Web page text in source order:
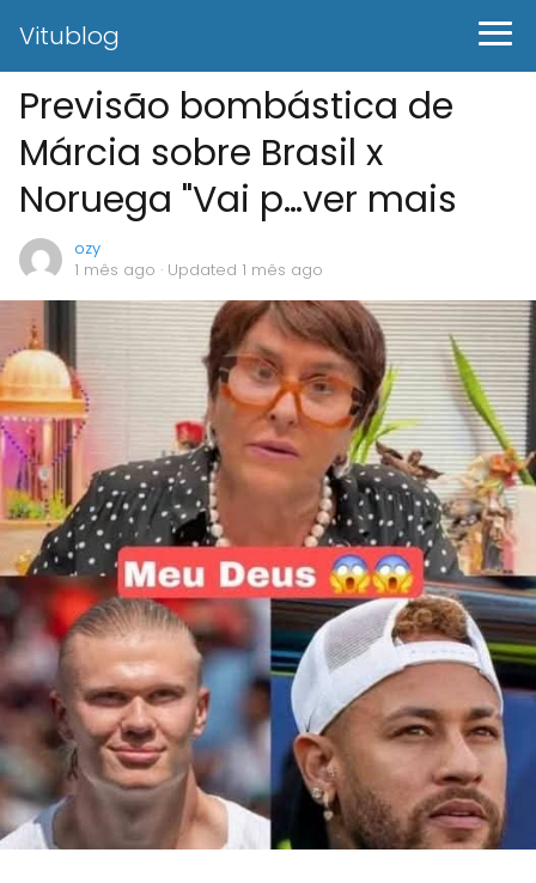
Vitublog
Previsão bombástica de
Márcia sobre Brasil x
Noruega "Vai p…ver mais
ozy
1 mês ago · Updated 1 mês ago